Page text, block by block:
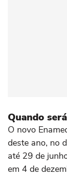
Quando
O novo
deste ano, no
até 29 de
em 4 de